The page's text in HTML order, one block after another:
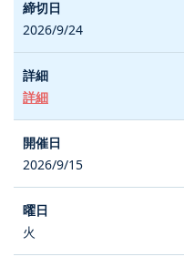
2026/9/24
詳細
2026/9/15
火